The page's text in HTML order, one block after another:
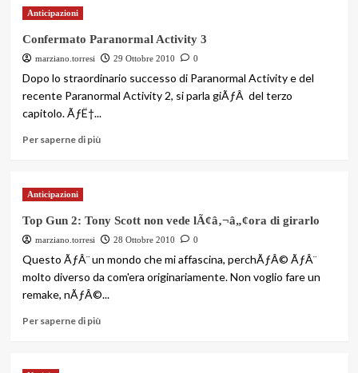
Anticipazioni
Confermato Paranormal Activity 3
marziano.torresi 29 Ottobre 2010 0
Dopo lo straordinario successo di Paranormal Activity e del
recente Paranormal Activity 2, si parla giÃƒÂ del terzo
capitolo. ÃƒË†...
Per saperne di più
Anticipazioni
Top Gun 2: Tony Scott non vede lÃ¢â‚¬â„¢ora di girarlo
marziano.torresi 28 Ottobre 2010 0
Questo ÃƒÂ¨ un mondo che mi affascina, perchÃƒÂ© ÃƒÂ¨
molto diverso da com'era originariamente. Non voglio fare un
remake, nÃƒÂ©...
Per saperne di più